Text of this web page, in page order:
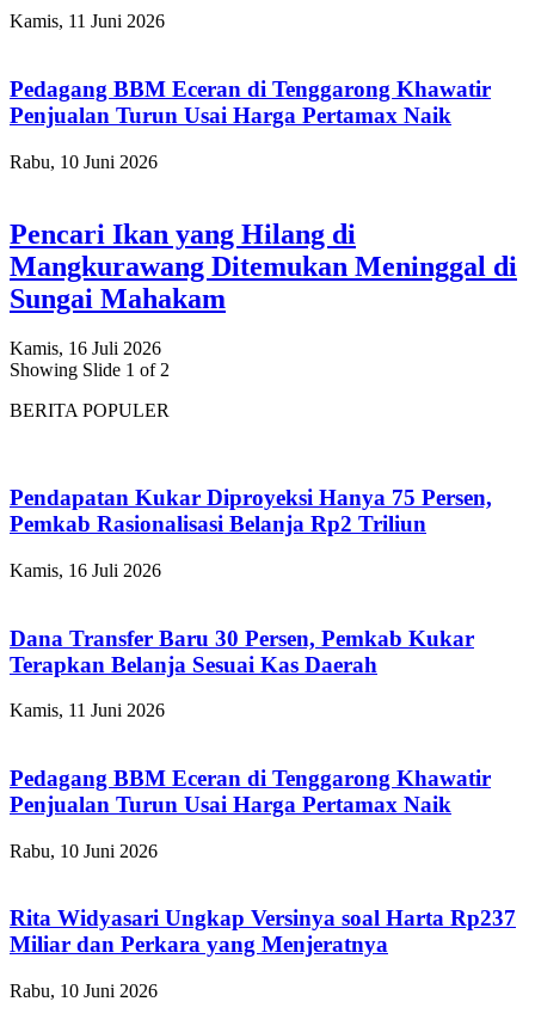
Kamis, 11 Juni 2026
Pedagang BBM Eceran di Tenggarong Khawatir
Penjualan Turun Usai Harga Pertamax Naik
Rabu, 10 Juni 2026
Pencari Ikan yang Hilang di
Mangkurawang Ditemukan Meninggal di
Sungai Mahakam
Kamis, 16 Juli 2026
Showing Slide 1 of 2
BERITA POPULER
Pendapatan Kukar Diproyeksi Hanya 75 Persen,
Pemkab Rasionalisasi Belanja Rp2 Triliun
Kamis, 16 Juli 2026
Dana Transfer Baru 30 Persen, Pemkab Kukar
Terapkan Belanja Sesuai Kas Daerah
Kamis, 11 Juni 2026
Pedagang BBM Eceran di Tenggarong Khawatir
Penjualan Turun Usai Harga Pertamax Naik
Rabu, 10 Juni 2026
Rita Widyasari Ungkap Versinya soal Harta Rp237
Miliar dan Perkara yang Menjeratnya
Rabu, 10 Juni 2026